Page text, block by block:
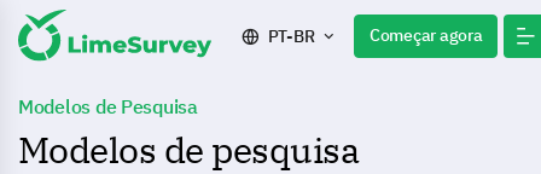
PT-BR Começar agora
Modelos de Pesquisa
Modelos de pesquisa